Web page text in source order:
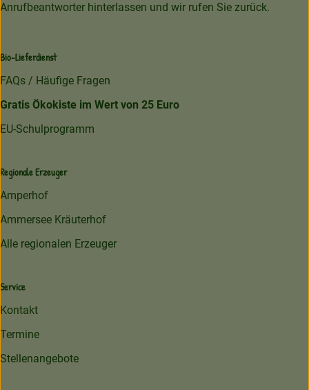
Anrufbeantworter hinterlassen und wir rufen Sie zurück.
Bio-Lieferdienst
FAQs / Häufige Fragen
Gratis Ökokiste im Wert von 25 Euro
EU-Schulprogramm
Regionale Erzeuger
Amperhof
Ammersee Kräuterhof
Alle regionalen Erzeuger
Service
Kontakt
Termine
Stellenangebote